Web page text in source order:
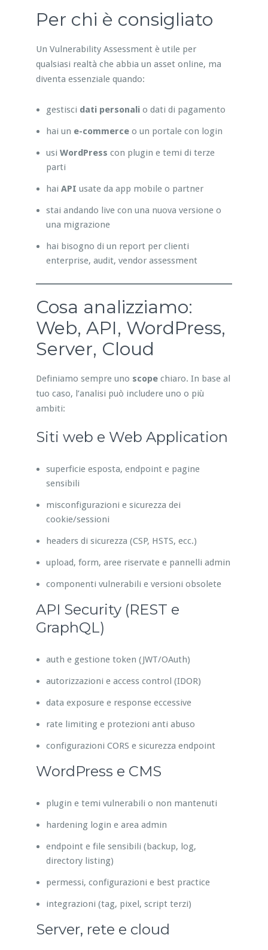
Per chi è consigliato
Un Vulnerability Assessment è utile per
qualsiasi realtà che abbia un asset online, ma
diventa essenziale quando:
gestisci dati personalio dati di pagamento
hai un e-commerceo un portale con login
usi WordPress con plugin e temi di terze
parti
hai API usate da app mobile o partner
stai andando live con una nuova versione o
una migrazione
hai bisogno di un report per clienti
enterprise, audit, vendor assessment
Cosa analizziamo:
Web, API, WordPress,
Server, Cloud
Definiamo sempre uno scopechiaro. In base al
tuo caso, l’analisi può includere uno o più
ambiti:
Siti web e Web Application
superficie esposta, endpoint e pagine
sensibili
misconfigurazioni e sicurezza dei
cookie/sessioni
headers di sicurezza (CSP, HSTS, ecc.)
upload, form, aree riservate e pannelli admin
componenti vulnerabili e versioni obsolete
API Security (REST e
GraphQL)
auth e gestione token (JWT/OAuth)
autorizzazioni e access control (IDOR)
data exposure e response eccessive
rate limiting e protezioni anti abuso
configurazioni CORS e sicurezza endpoint
WordPress e CMS
plugin e temi vulnerabili o non mantenuti
hardening login e area admin
endpoint e file sensibili (backup, log,
directory listing)
permessi, configurazioni e best practice
integrazioni (tag, pixel, script terzi)
Server, rete e cloud